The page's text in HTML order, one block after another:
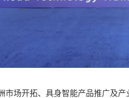
场开拓、具身智能产品推广及产